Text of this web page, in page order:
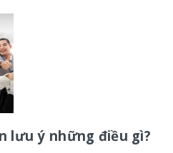
lưu ý những điều gì?